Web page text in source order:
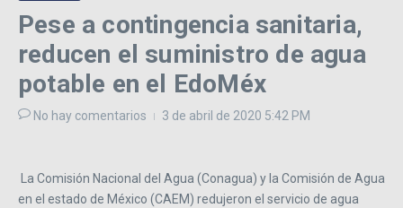
Pese a contingencia sanitaria,
reducen el suministro de agua
potable en el EdoMéx
No hay comentarios 3 de abril de 2020 5:42 PM
La Comisión Nacional del Agua (Conagua) y la Comisión de Agua
en el estado de México (CAEM) redujeron el servicio de agua